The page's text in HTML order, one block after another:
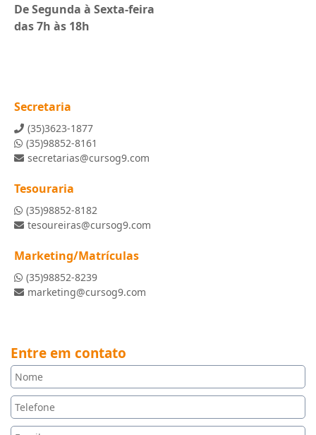
De Segunda à Sexta-feira
das 7h às 18h
Secretaria
(35)3623-1877
(35)98852-8161
secretarias@cursog9.com
Tesouraria
(35)98852-8182
tesoureiras@cursog9.com
Marketing/Matrículas
(35)98852-8239
marketing@cursog9.com
Entre em contato